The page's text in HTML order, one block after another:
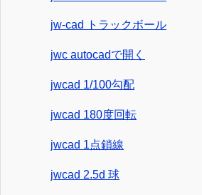
jw-cad トラックボール
jwc autocadで開く
jwcad 1/100勾配
jwcad 180度回転
jwcad 1点鎖線
jwcad 2.5d 球